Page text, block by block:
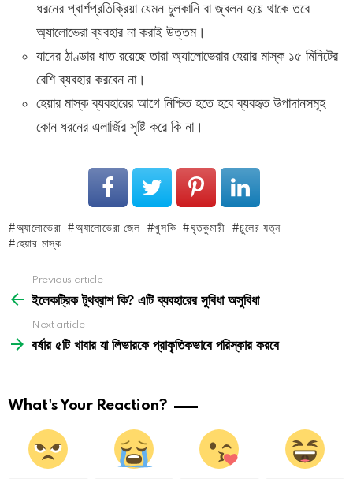
ধরনের প্বার্শপ্রতিক্রিয়া যেমন চুলকানি বা জ্বলন হয়ে থাকে তবে
অ্যালোভেরা ব্যবহার না করাই উত্তম।
যাদের ঠাণ্ডার ধাত রয়েছে তারা অ্যালোভেরার হেয়ার মাস্ক ১৫ মিনিটের
বেশি ব্যবহার করবেন না।
হেয়ার মাস্ক ব্যবহারের আগে নিশ্চিত হতে হবে ব্যবহৃত উপাদানসমূহ
কোন ধরনের এলার্জির সৃষ্টি করে কি না।
অ্যালোভেরা অ্যালোভেরা জেল খুসকি ঘৃতকুমারী
চুলের যত্ন
হেয়ার মাস্ক
more
Previous article
ইলেকট্রিক টুথব্রাশ কি? এটি ব্যবহারের সুবিধা অসুবিধা
Next article
বর্ষার ৫টি খাবার যা লিভারকে প্রাকৃতিকভাবে পরিস্কার করবে
What's Your Reaction?